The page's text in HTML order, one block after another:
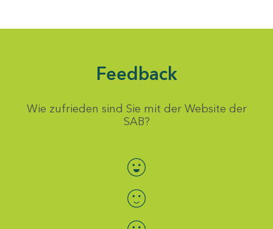
Feedback
Wie zufrieden sind Sie mit der Website der
SAB?
Bewertung auswählen